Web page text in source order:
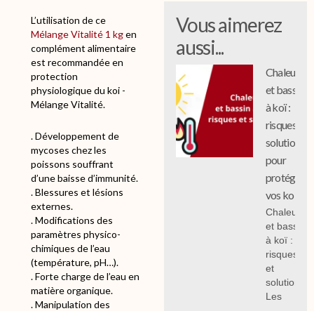
L’utilisation de ce
Mélange Vitalité 1 kgen
complément alimentaire
est recommandée en
protection
physiologique du koi -
Mélange Vitalité.
. Développement de
mycoses chez les
poissons souffrant
d’une baisse d’immunité.
. Blessures et lésions
externes.
. Modifications des
paramètres physico-
chimiques de l’eau
(température, pH…).
. Forte charge de l’eau en
matière organique.
. Manipulation des
Vous aimerez
aussi...
Chaleur
et bassin
à koï :
risques et
solutions
pour
protéger
vos koi
Chaleur
et bassin
à koï :
risques
et
solutions;
Les